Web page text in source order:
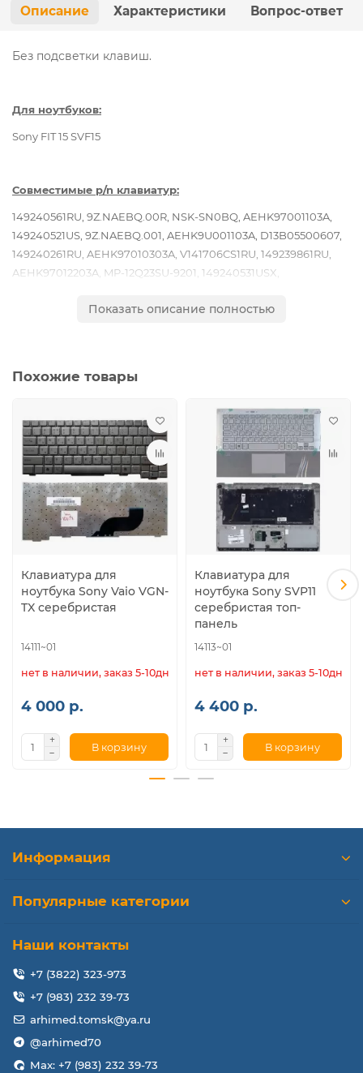
Описание Характеристики Вопрос-ответ
Без подсветки клавиш.
Для ноутбуков:
Sony FIT 15 SVF15
Совместимые p/n клавиатур:
149240561RU, 9Z.NAEBQ.00R, NSK-SN0BQ, AEHK97001103A,
149240521US, 9Z.NAEBQ.001, AEHK9U001103A, D13B05500607,
149240261RU, AEHK97010303A, V141706CS1RU, 149239861RU,
AEHK97012203A, MP-12Q23SU-9201, 149240531USX,
AEHK97001203A, 9Z.NAEBQ.10R, NSK-SN1BQ, AEHK97010103A,
Показать описание полностью
Похожие товары
Клавиатура для
ноутбука Sony Vaio VGN-
TX серебристая
14111~01
нет в наличии, заказ 5-10дн.
4 000 р.
В корзину
Клавиатура для
ноутбука Sony SVP11
серебристая топ-
панель
14113~01
нет в наличии, заказ 5-10дн.
4 400 р.
В корзину
Информация
Популярные категории
Наши контакты
+7 (3822) 323-973
+7 (983) 232 39-73
arhimed.tomsk@ya.ru
@arhimed70
Max: +7 (983) 232 39-73